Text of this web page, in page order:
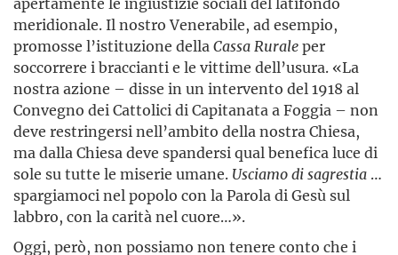
meridionale. Il nostro Venerabile, ad esempio,
promosse l’istituzione della Cassa Ruraleper
soccorrere i braccianti e le vittime dell’usura. «La
nostra azione – disse in un intervento del 1918 al
Convegno dei Cattolici di Capitanata a Foggia – non
deve restringersi nell’ambito della nostra Chiesa,
ma dalla Chiesa deve spandersi qual benefica luce di
sole su tutte le miserie umane. Usciamo di sagrestia …
spargiamoci nel popolo con la Parola di Gesù sul
labbro, con la carità nel cuore…».
Oggi, però, non possiamo non tenere conto che i